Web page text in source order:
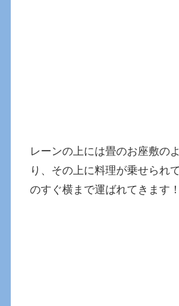
レーンの上には畳のお座敷の
り、その上に料理が乗せられ
のすぐ横まで運ばれてきます！